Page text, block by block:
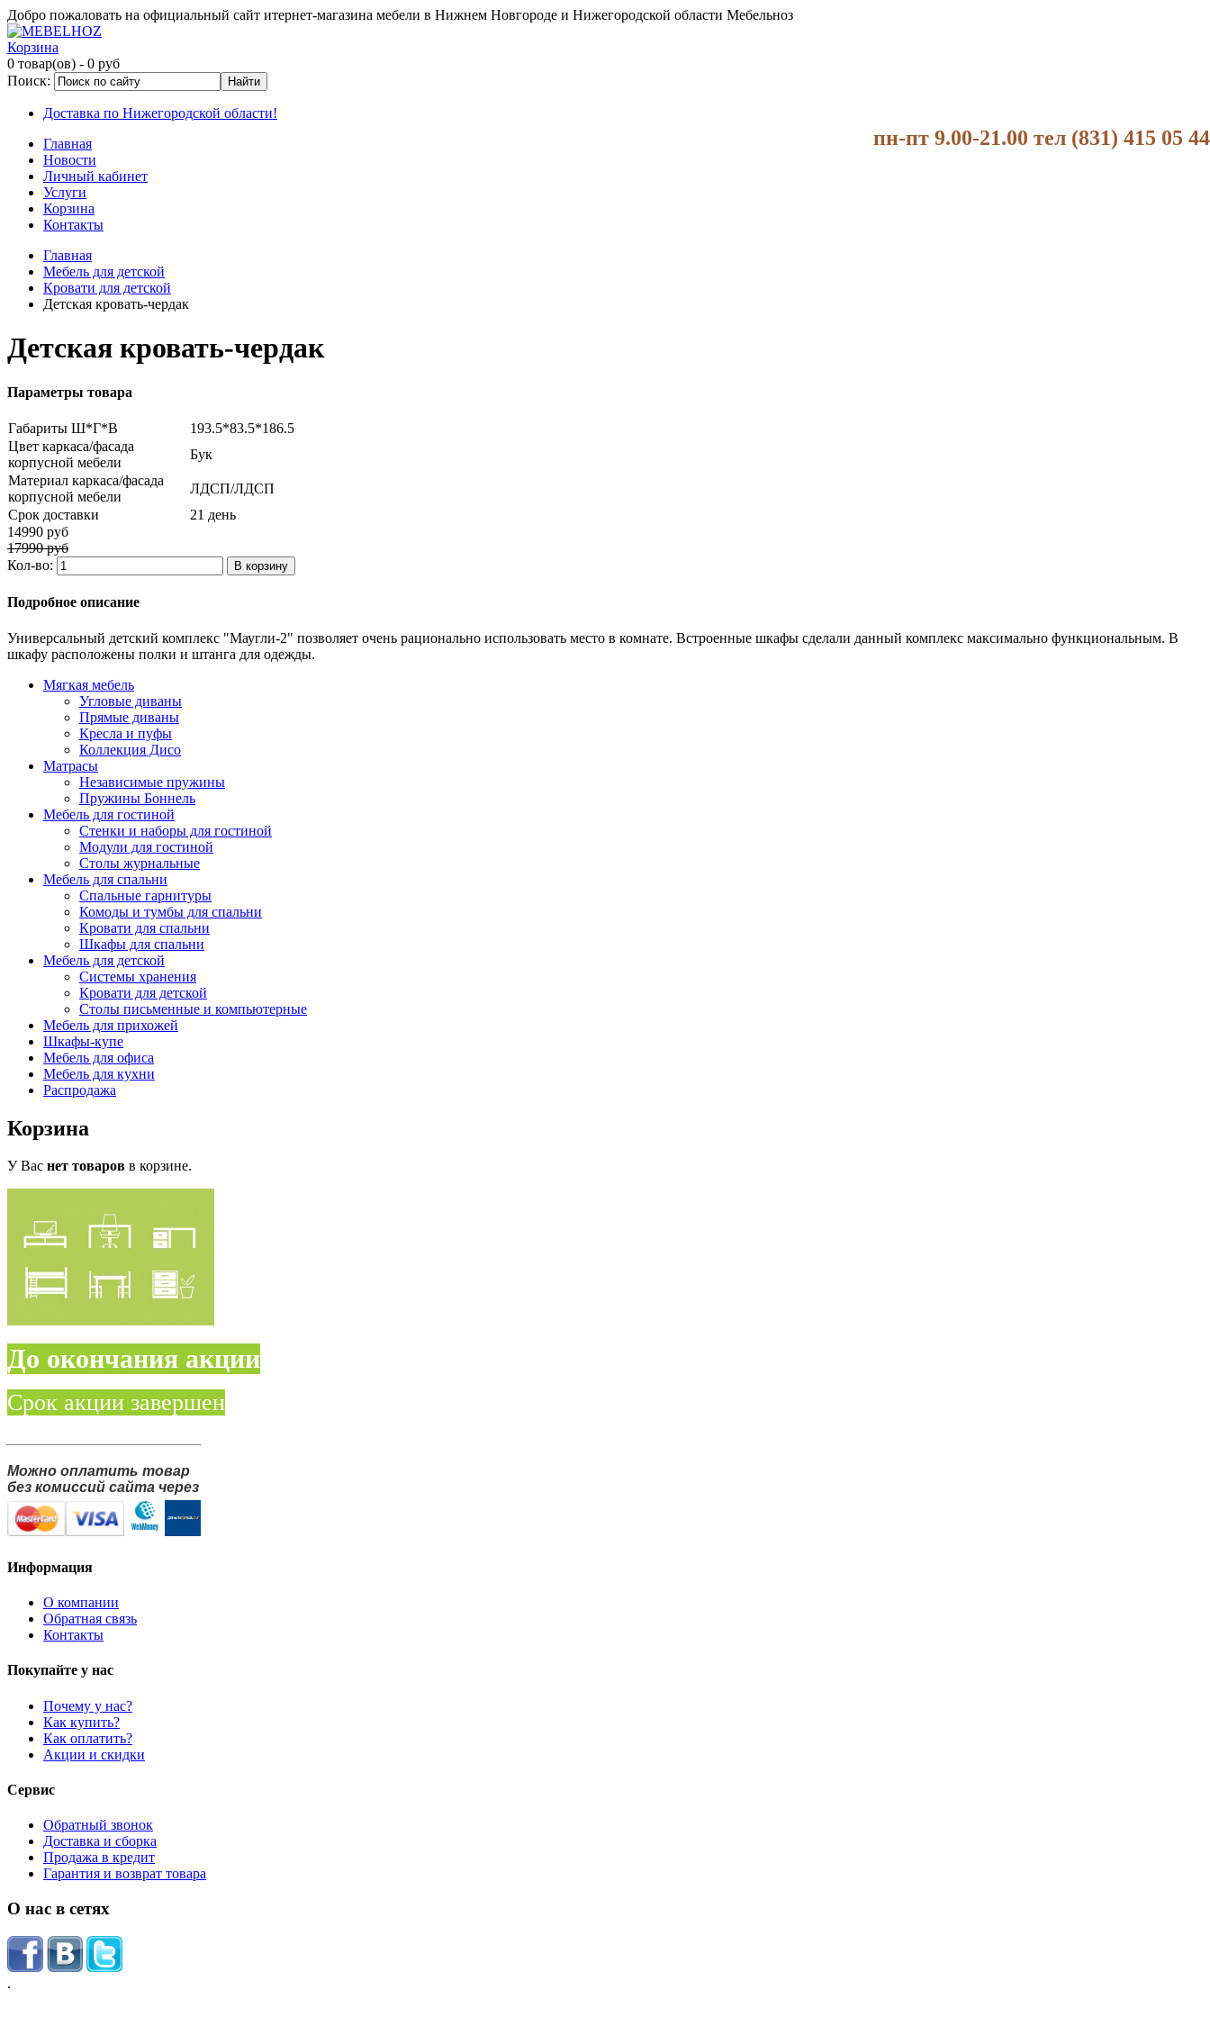
Добро пожаловать на официальный сайт итернет-магазина мебели в Нижнем Новгороде и Нижегородской области Мебельноз
Корзина
0 товар(ов) - 0 руб
пн-пт 9.00-21.00 тел (831) 415 05 44
Поиск:
Доставка по Нижегородской области!
Главная
Новости
Личный кабинет
Услуги
Корзина
Контакты
Главная
Мебель для детской
Кровати для детской
Детская кровать-чердак
Детская кровать-чердак
Параметры товара
Габариты Ш*Г*В
193.5*83.5*186.5
Цвет каркаса/фасада
корпусной мебели
Бук
Материал каркаса/фасада
корпусной мебели
ЛДСП/ЛДСП
Срок доставки
21 день
14990 руб
17990 руб
Кол-во:
Подробное описание
Универсальный детский комплекс "Маугли-2" позволяет очень рационально использовать место в комнате. Встроенные шкафы сделали данный комплекс максимально функциональным. В
шкафу расположены полки и штанга для одежды.
Мягкая мебель
Угловые диваны
Прямые диваны
Кресла и пуфы
Коллекция Дисо
Матрасы
Независимые пружины
Пружины Боннель
Мебель для гостиной
Стенки и наборы для гостиной
Модули для гостиной
Столы журнальные
Мебель для спальни
Спальные гарнитуры
Комоды и тумбы для спальни
Кровати для спальни
Шкафы для спальни
Мебель для детской
Системы хранения
Кровати для детской
Столы письменные и компьютерные
Мебель для прихожей
Шкафы-купе
Мебель для офиса
Мебель для кухни
Распродажа
Корзина
У Вас нет товаров в корзине.
До окончания акции
Срок акции завершен
Можно оплатить товар
без комиссий сайта через
Информация
О компании
Обратная связь
Контакты
Покупайте у нас
Почему у нас?
Как купить?
Как оплатить?
Акции и скидки
Сервис
Обратный звонок
Доставка и сборка
Продажа в кредит
Гарантия и возврат товара
О нас в сетях
.